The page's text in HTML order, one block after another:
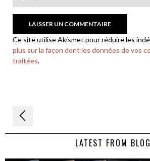
Ce site utilise Akismet pour réduire les
plus sur la façon dont les données de vos
traitées.
Navigation
de LATEST FROM BLOG